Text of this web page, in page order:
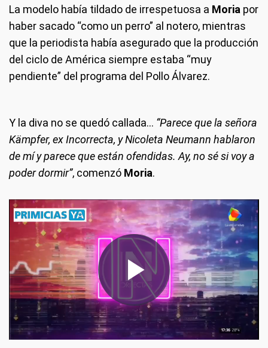
La modelo había tildado de irrespetuosa a Moria por
haber sacado “como un perro” al notero, mientras
que la periodista había asegurado que la producción
del ciclo de América siempre estaba “muy
pendiente” del programa del Pollo Álvarez.
Y la diva no se quedó callada... “Parece que la señora
Kämpfer, ex Incorrecta, y Nicoleta Neumann hablaron
de mí y parece que están ofendidas. Ay, no sé si voy a
poder dormir”, comenzó Moria.